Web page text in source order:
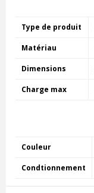
Type de produit
Matériau
Dimensions
Charge max
Couleur
Condtionnement